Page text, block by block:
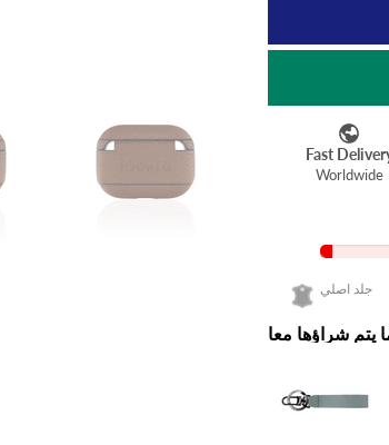
جلد اصلي
يتم شراؤها معا